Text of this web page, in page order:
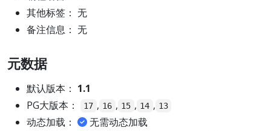
其他标签： 无
备注信息： 无
元数据
默认版本： 1.1
PG大版本：
17 , 16 , 15 , 14 , 13
动态加载：
无需动态加载